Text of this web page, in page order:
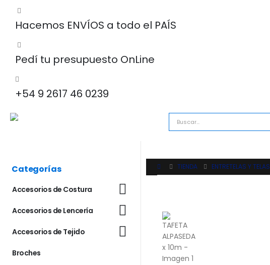
Hacemos ENVÍOS a todo el PAÍS
Pedí tu presupuesto OnLine
+54 9 2617 46 0239
TIENDA ENTRETELAS Y TELAS
Categorías
Accesorios de Costura
Accesorios de Lencería
Accesorios de Tejido
Broches